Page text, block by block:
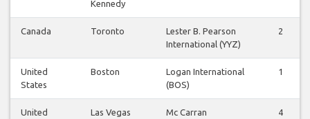
Kennedy
Canada Toronto
Lester B. Pearson
International (YYZ)
2
United
States
Boston
Logan International
(BOS)
1
United
Las Vegas
Mc Carran
4